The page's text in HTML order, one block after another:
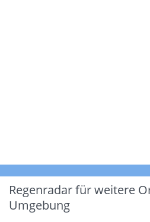
Regenradar für weitere
Umgebung